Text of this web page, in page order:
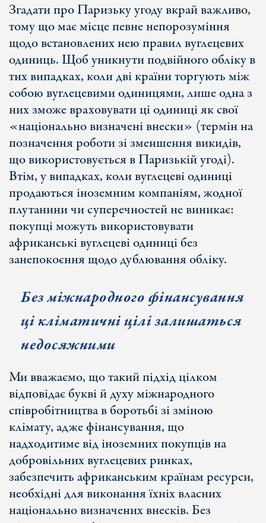
Згадати про Паризьку угоду вкрай важливо,
тому що має місце певне непорозуміння
щодо встановлених нею правил вуглецевих
одиниць. Щоб уникнути подвійного обліку в
тих випадках, коли дві країни торгують між
собою вуглецевими одиницями, лише одна з
них зможе враховувати ці одиниці як свої
«національно визначені внески» (термін на
позначення роботи зі зменшення викидів,
що використовується в Паризькій угоді).
Втім, у випадках, коли вуглецеві одиниці
продаються іноземним компаніям, жодної
плутанини чи суперечностей не виникає:
покупці можуть використовувати
африканські вуглецеві одиниці без
занепокоєння щодо дублювання обліку.
Без міжнародного фінансування
ці кліматичні цілі залишаться
недосяжними
Ми вважаємо, що такий підхід цілком
відповідає букві й духу міжнародного
співробітництва в боротьбі зі зміною
клімату, адже фінансування, що
надходитиме від іноземних покупців на
добровільних вуглецевих ринках,
забезпечить африканським країнам ресурси,
необхідні для виконання їхніх власних
національно визначених внесків. Без